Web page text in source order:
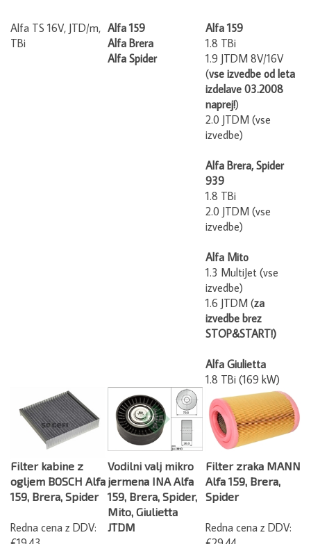
Alfa TS 16V, JTD/m,
TBi
Alfa 159
Alfa Brera
Alfa Spider
Alfa 159
1.8 TBi
1.9 JTDM 8V/16V
( vse izvedbe
od leta
izdelave 03.2008
naprej!)
2.0 JTDM (vse
izvedbe)
Alfa Brera, Spider
939
1.8 TBi
2.0 JTDM (vse
izvedbe)
Alfa Mito
1.3 MultiJet (vse
izvedbe)
1.6 JTDM (
izvedbe brez
STOP&START!)
Alfa Giulietta
1.8 TBi (169 kW)
Filter kabine z
ogljem BOSCH Alfa
159, Brera, Spider
Redna cena z DDV:
€19.43
Vodilni valj mikro
jermena INA Alfa
159, Brera, Spider,
Mito, Giulietta
JTDM
Filter zraka MANN
Alfa 159, Brera,
Spider
Redna cena z DDV:
€29.44